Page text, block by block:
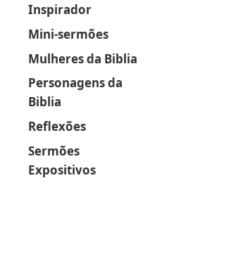
Inspirador
Mini-sermões
Mulheres da Biblia
Personagens da
Biblia
Reflexões
Sermões
Expositivos